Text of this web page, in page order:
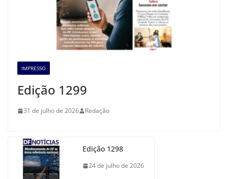
IMPRESSO
Edição 1299
31 de julho de 2026 Redação
Edição 1298
24 de julho de 2026